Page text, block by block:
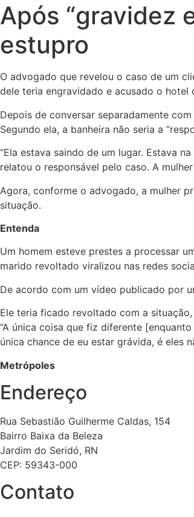
Após “gravidez
estupro
O advogado que revelou o caso de um
dele teria engravidado e acusado o
Depois de conversar separadamente
Segundo ela, a banheira não seria a
“Ela estava saindo de um lugar. Estava
relatou o responsável pelo caso. A
Agora, conforme o advogado, a mulher
situação.
Entenda
Um homem esteve prestes a processar
marido revoltado viralizou nas redes
De acordo com um vídeo publicado por
Ele teria ficado revoltado com a
“A única coisa que fiz diferente
única chance de eu estar grávida, é eles
Metrópoles
Endereço
Rua Sebastião Guilherme Caldas, 154
Bairro Baixa da Beleza
Jardim do Seridó, RN
CEP: 59343-000
Contato